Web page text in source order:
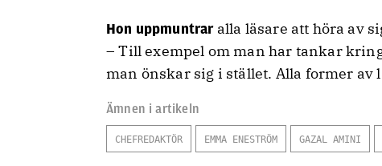
Hon uppmuntraralla läsare att höra av
– Till exempel om man har tankar
man önskar sig i stället. Alla former
Ämnen i artikeln
CHEFREDAKTÖR EMMA ENESTRÖM GAZAL AMINI